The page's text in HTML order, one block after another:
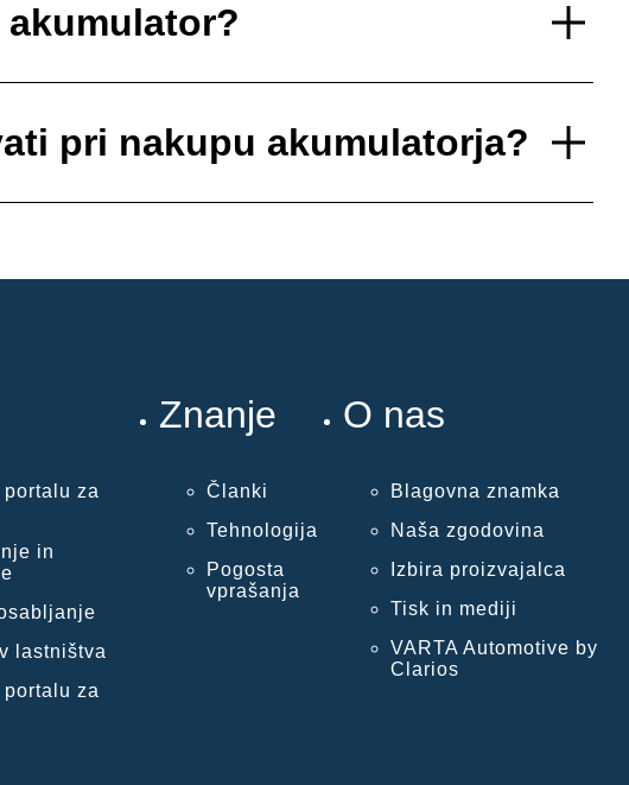
pri nakupu akumulatorja?
za
in
lastništva
za
Znanje
Članki
Tehnologija
Pogosta
vprašanja
O nas
Blagovna znamka
Naša zgodovina
Izbira proizvajalca
Tisk in mediji
VARTA Automotive by
Clarios